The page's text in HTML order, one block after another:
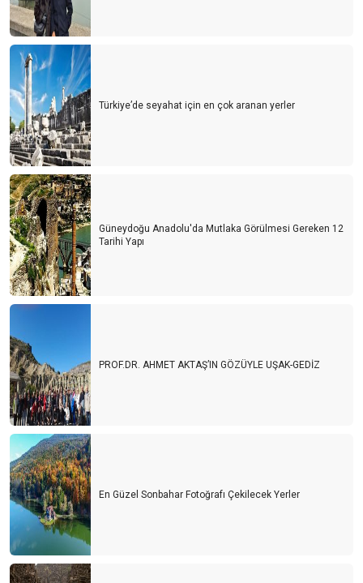
Türkiye’de seyahat için en çok aranan yerler
Güneydoğu Anadolu'da Mutlaka Görülmesi Gereken 12
Tarihi Yapı
PROF.DR. AHMET AKTAŞ’IN GÖZÜYLE UŞAK-GEDİZ
En Güzel Sonbahar Fotoğrafı Çekilecek Yerler